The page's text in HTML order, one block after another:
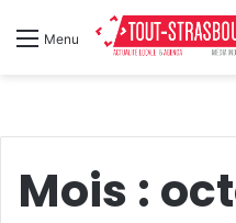
Menu
Mois :